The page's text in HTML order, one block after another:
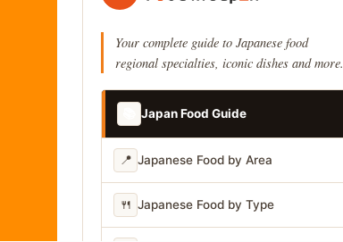
Your complete guide to Japanese food
regional specialties, iconic dishes and more.
Japan Food Guide
📍 Japanese Food by Area
🍴 Japanese Food by Type